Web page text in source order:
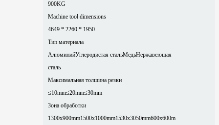
900KG
Machine tool dimensions
4649 * 2260 * 1950
Тип материала
АлюминийУглеродистая стальМедьНержавеющая
сталь
Максимальная толщина резки
≤10mm≤20mm≤30mm
Зона обработки
1300x900mm1500x1000mm1530x3050mm600x600m